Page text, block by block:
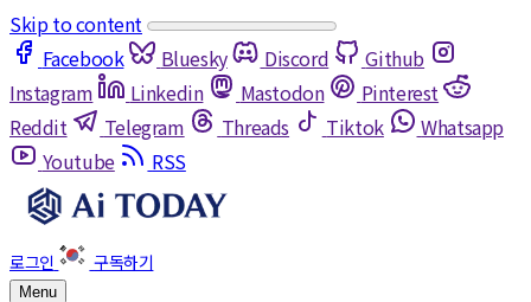
Skip to content
Facebook
Bluesky Discord
Github
Instagram
Linkedin Mastodon
Pinterest
Reddit
Telegram Threads Tiktok
Whatsapp
Youtube
RSS
Menu